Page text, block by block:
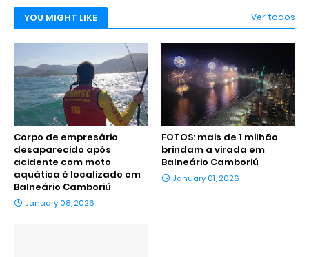
YOU MIGHT LIKE Ver todos
Corpo de empresário
desaparecido após
acidente com moto
aquática é localizado em
Balneário Camboriú
January 08, 2026
FOTOS: mais de 1 milhão
brindam a virada em
Balneário Camboriú
January 01, 2026